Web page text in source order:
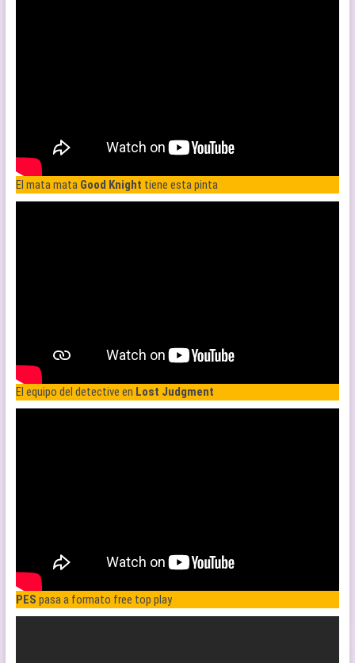
El mata mata Good Knight tiene esta pinta
El equipo del detective en Lost Judgment
PES pasa a formato free top play